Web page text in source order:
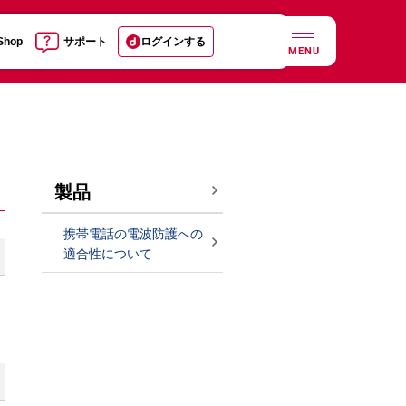
サポート ログインする
MENU
製品
携帯電話の電波防護への
適合性について